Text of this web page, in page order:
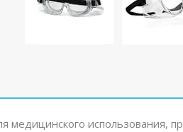
медицинского использования,